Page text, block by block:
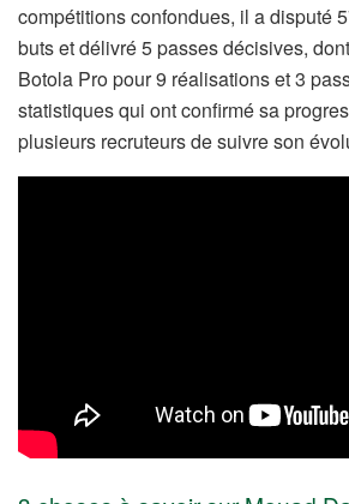
compétitions confondues, il a disputé
buts et délivré 5 passes décisives,
Botola Pro pour 9 réalisations et 3
statistiques qui ont confirmé sa
plusieurs recruteurs de suivre son